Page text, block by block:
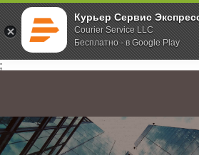
Курьер Сервис
Courier Service LLC
Бесплатно - в Google Play
;
Главная О компании Новости